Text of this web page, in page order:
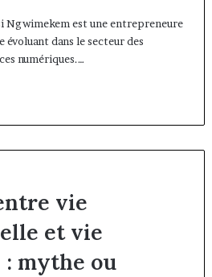
Ngwimekem est une entrepreneure
dans le secteur des
numériques.…
vie
et vie
mythe ou